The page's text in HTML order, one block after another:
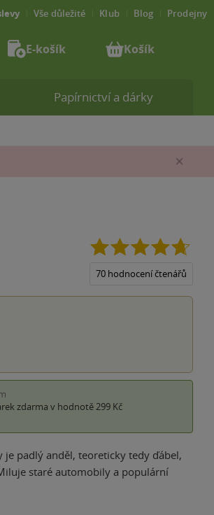
70 hodnocení čtenářů
zdarma v hodnotě 299 Kč
je padlý anděl, teoreticky tedy ďábel,
staré automobily a populární
Papírnictví a dárky
Vše důležité Klub Blog Prodejny
E-košík Košík